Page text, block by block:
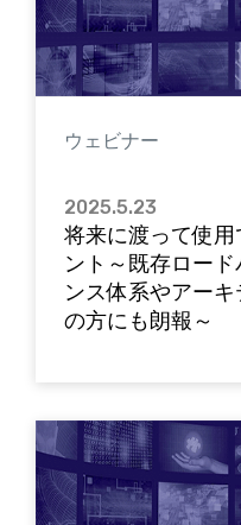
ウェビナー
2025.5.23
将来に渡って使
ント～既存ロー
ンス体系やアー
の方にも朗報～